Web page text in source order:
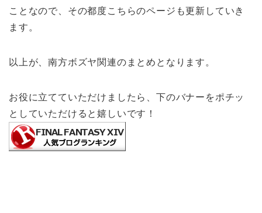
ことなので、その都度こちらのページも更新していき
ます。
以上が、南方ボズヤ関連のまとめとなります。
お役に立てていただけましたら、下のバナーをポチッ
としていただけると嬉しいです！